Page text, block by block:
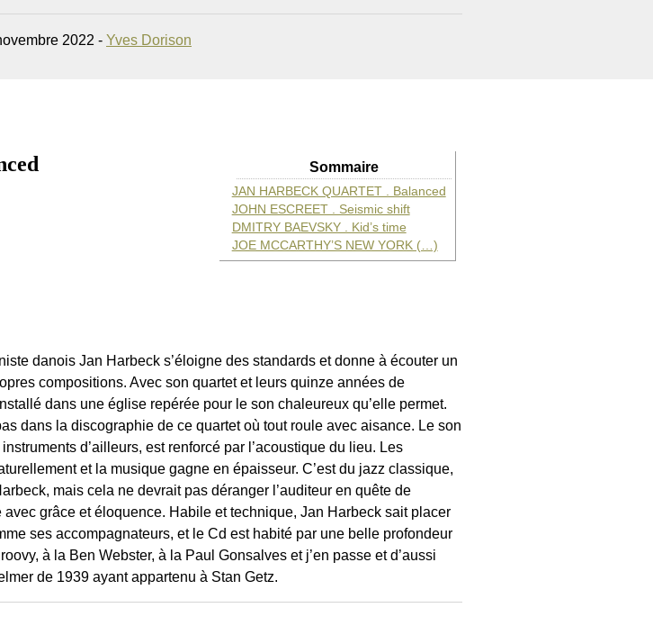
2022 - Yves Dorison
Sommaire
JAN HARBECK QUARTET . Balanced
JOHN ESCREET . Seismic shift
DMITRY BAEVSKY . Kid’s time
JOE MCCARTHY’S NEW YORK (…)
danois Jan Harbeck s’éloigne des standards et donne à écouter un
compositions. Avec son quartet et leurs quinze années de
dans une église repérée pour le son chaleureux qu’elle permet.
dans la discographie de ce quartet où tout roule avec aisance. Le son
d’ailleurs, est renforcé par l’acoustique du lieu. Les
et la musique gagne en épaisseur. C’est du jazz classique,
mais cela ne devrait pas déranger l’auditeur en quête de
avec grâce et éloquence. Habile et technique, Jan Harbeck sait placer
ses accompagnateurs, et le Cd est habité par une belle profondeur
à la Ben Webster, à la Paul Gonsalves et j’en passe et d’aussi
de 1939 ayant appartenu à Stan Getz.